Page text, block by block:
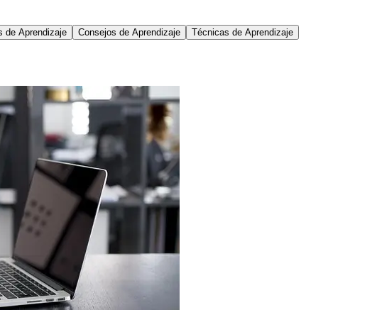
de Aprendizaje Consejos de Aprendizaje Técnicas de Aprendizaje